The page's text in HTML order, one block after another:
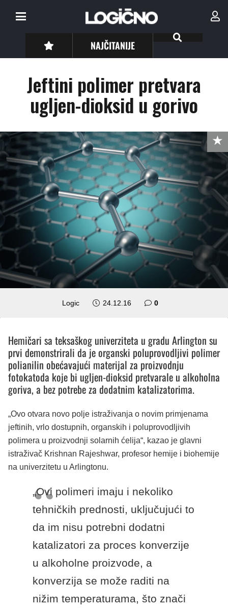
NAJČITANIJE
Jeftini polimer pretvara
ugljen-dioksid u gorivo
Logic 24.12.16 0
Hemičari sa teksaškog univerziteta u gradu Arlington su
prvi demonstrirali da je organski poluprovodljivi polimer
polianilin obećavajući materijal za proizvodnju
fotokatoda koje bi ugljen-dioksid pretvarale u alkoholna
goriva, a bez potrebe za dodatnim katalizatorima.
„Ovo otvara novo polje istraživanja o novim primjenama
jeftinih, vrlo dostupnih, organskih i poluprovodljivih
polimera u proizvodnji solarnih ćelija“, kazao je glavni
istraživač Krishnan Rajeshwar, profesor hemije i biohemije
na univerzitetu u Arlingtonu.
„Ovi polimeri imaju i nekoliko
tehničkih prednosti, uključujući to
da im nisu potrebni dodatni
katalizatori za proces konverzije
u alkoholne proizvode, a
konverzija se može raditi na
nižim temperaturama, što znači